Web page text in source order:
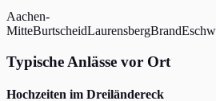
Aachen-
MitteBurtscheidLaurensbergBrand
Typische Anlässe vor Ort
Hochzeiten im Dreiländereck